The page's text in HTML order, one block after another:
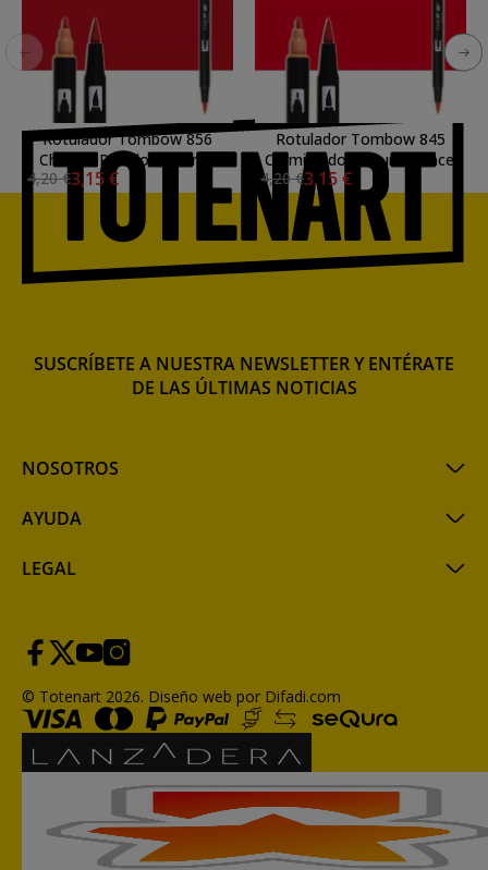
Rotulador Tombow 856
Chinese Red doble punta
pincel
4,20 €3,15 €
Rotulador Tombow 845
Carmine doble punta pincel
4,20 €3,15 €
NOSOTROS
AYUDA
LEGAL
SUSCRÍBETE A NUESTRA NEWSLETTER Y ENTÉRATE
DE LAS ÚLTIMAS NOTICIAS
© Totenart 2026. Diseño web por Difadi.com